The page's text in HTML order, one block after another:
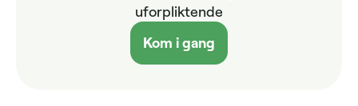
uforpliktende
Kom i gang